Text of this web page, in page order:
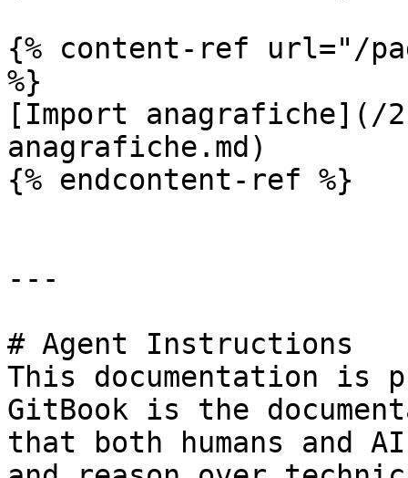
{% content-ref url="/
%}
[Import anagrafiche](/
anagrafiche.md)
{% endcontent-ref %}
---
# Agent Instructions
This documentation is
GitBook is the
that both humans and